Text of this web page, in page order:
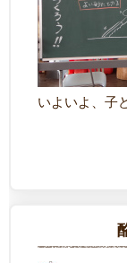
いよいよ、子